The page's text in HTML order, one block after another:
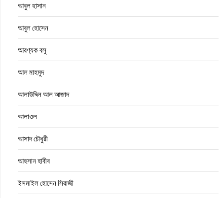
আবুল হাসান
আবুল হোসেন
আরণ্যক বসু
আল মাহমুদ
আলাউদ্দিন আল আজাদ
আলাওল
আসাদ চৌধুরী
আহসান হাবীব
ইসমাইল হোসেন সিরাজী